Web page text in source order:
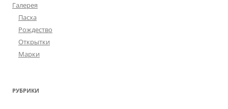
Галерея
Пасха
Рождество
Открытки
Марки
РУБРИКИ